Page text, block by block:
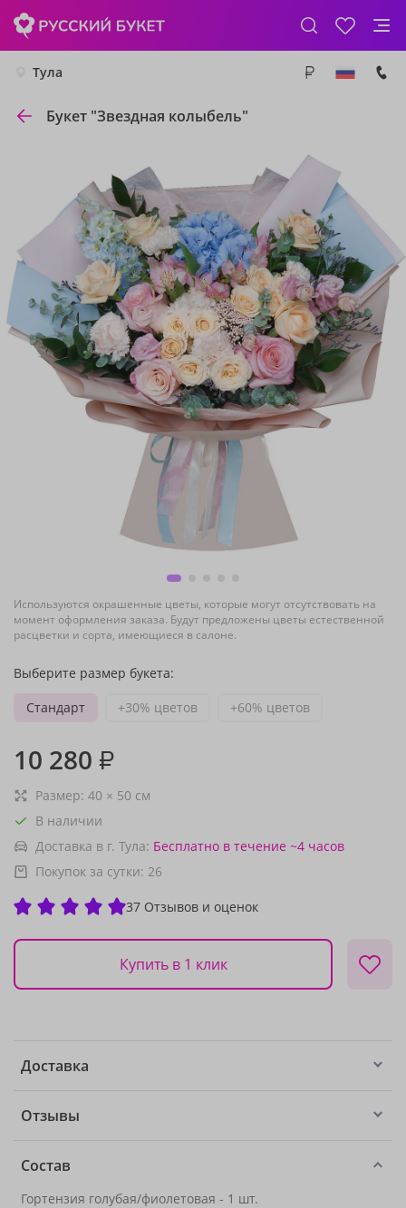
Тула
Букет "Звездная колыбель"
Используются окрашенные цветы, которые могут отсутствовать на
момент оформления заказа. Будут предложены цветы естественной
расцветки и сорта, имеющиеся в салоне.
Выберите размер букета:
Стандарт
+30% цветов +60% цветов
10 280 ₽
Размер: 40 × 50 см
В наличии
Доставка в г. Тула: Бесплатно в течение ~4 часов
Покупок за сутки: 26
37 Отзывов и оценок
Купить в 1 клик
Доставка
Отзывы
Состав
Гортензия голубая/фиолетовая - 1 шт.